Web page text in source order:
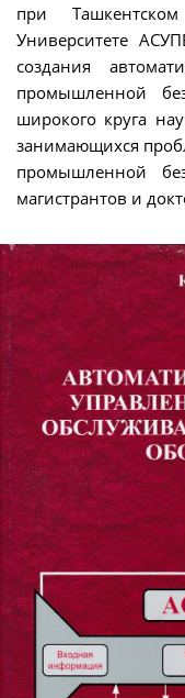
при Ташкентском
Университете
создания
промышленной
широкого круга
занимающихся
промышленной
магистрантов и